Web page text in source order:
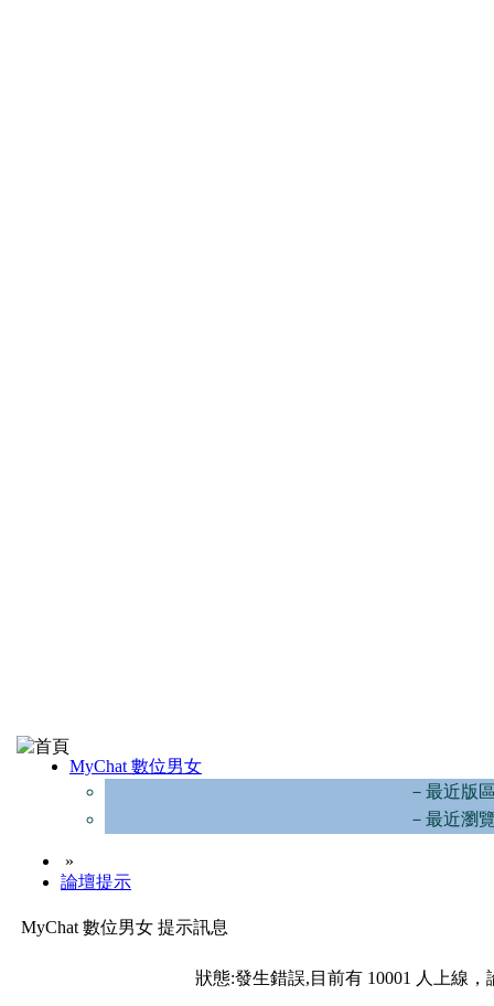
MyChat 數位男女
－最近版
－最近瀏
»
論壇提示
MyChat 數位男女 提示訊息
狀態:發生錯誤,目前有 10001 人上線